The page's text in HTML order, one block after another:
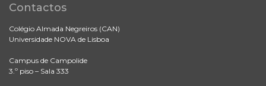
Contactos
Colégio Almada Negreiros (CAN)
Universidade NOVA de Lisboa
Campus de Campolide
3.º piso – Sala 333